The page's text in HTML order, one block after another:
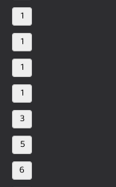
1
1
1
1
3
5
6